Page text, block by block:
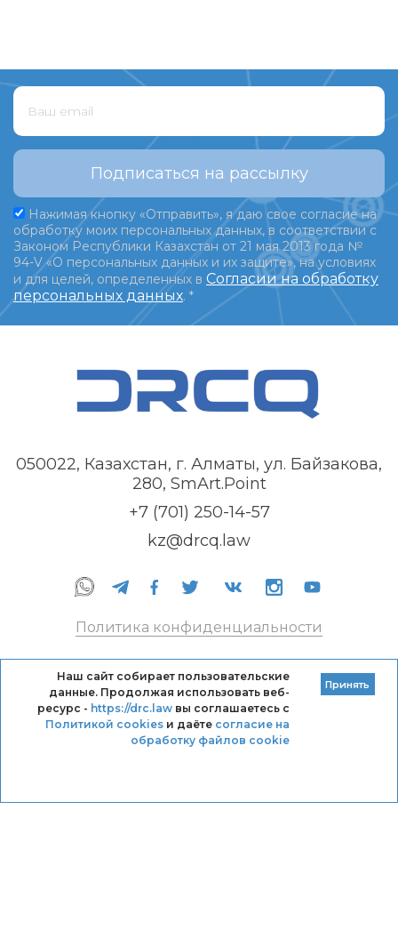
Подписаться на рассылку
Нажимая кнопку «Отправить», я даю свое согласие на
обработку моих персональных данных, в соответствии с
Законом Республики Казахстан от 21 мая 2013 года №
94-V «О персональных данных и их защите», на условиях
и для целей, определенных в Согласии на обработку
персональных данных. *
050022, Казахстан, г. Алматы, ул. Байзакова,
280, SmArt.Point
+7 (701) 250-14-57
kz@drcq.law
Политика конфиденциальности
Кодекс профессиональной этики DRC
Правила оказания услуг
Наш сайт собирает пользовательские
данные. Продолжая использовать веб-
ресурс - https://drc.lawвы соглашаетесь с
Политикой cookiesи даёте согласие на
обработку файлов cookie
Принять